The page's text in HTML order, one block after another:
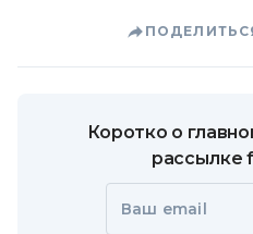
Коротко о
рассылке
Ваш email